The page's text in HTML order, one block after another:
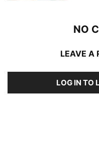
NO
LEAVE A
LOG IN TO